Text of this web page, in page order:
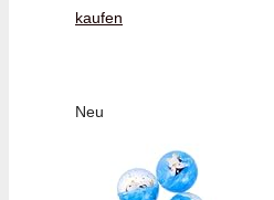
kaufen
Neu